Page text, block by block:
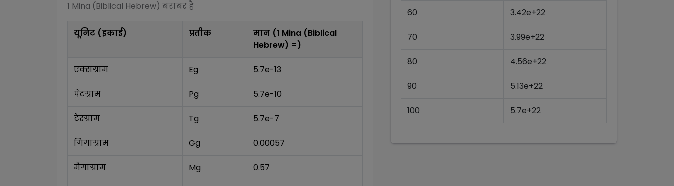
1 Mina (Biblical Hebrew) बराबर है
यूनिट (इकाई) प्रतीक मान (1 Mina (Biblical
Hebrew) =)
एक्सग्राम Eg 5.7e-13
पेटग्राम Pg 5.7e-10
टेरग्राम Tg 5.7e-7
गिगाग्राम Gg 0.00057
मैगाग्राम Mg 0.57
60 3.42e+22
70 3.99e+22
80 4.56e+22
90 5.13e+22
100 5.7e+22